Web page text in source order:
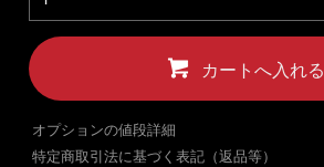
カートへ入れる
オプションの値段詳細
特定商取引法に基づく表記（返品等）